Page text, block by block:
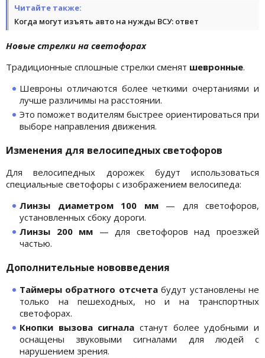
Читайте также:
Когда могут изъять авто на нужды ВСУ: ответ
Новые стрелки на светофорах
Традиционные сплошные стрелки сменят шевронные.
Шевроны отличаются более четкими очертаниями и
лучше различимы на расстоянии.
Это поможет водителям быстрее ориентироваться при
выборе направления движения.
Изменения для велосипедных светофоров
Для велосипедных дорожек будут использоваться
специальные светофоры с изображением велосипеда:
Линзы диаметром 100 мм— для светофоров,
установленных сбоку дороги.
Линзы 200 мм — для светофоров над проезжей
частью.
Дополнительные нововведения
Таймеры обратного отсчетабудут установлены не
только на пешеходных, но и на транспортных
светофорах.
Кнопки вызова сигнала станут более удобными и
оснащены звуковыми сигналами для людей с
нарушением зрения.